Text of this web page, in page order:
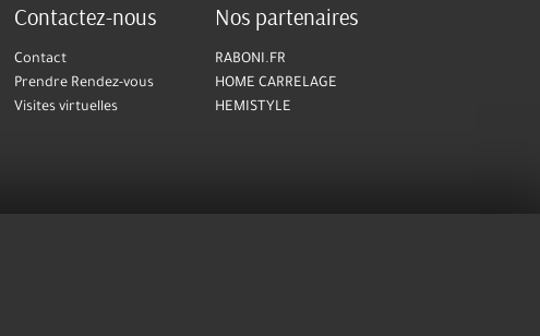
Contactez-nous
Contact
Prendre Rendez-vous
Visites virtuelles
Nos partenaires
RABONI.FR
HOME CARRELAGE
HEMISTYLE